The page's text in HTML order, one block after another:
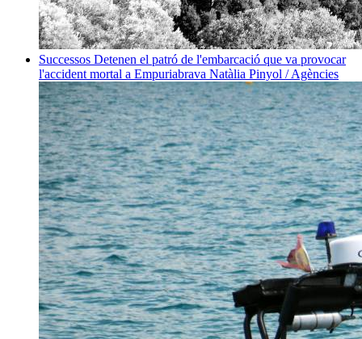
Successos Detenen el patró de l'embarcació que va provocar
l'accident mortal a Empuriabrava Natàlia Pinyol / Agències